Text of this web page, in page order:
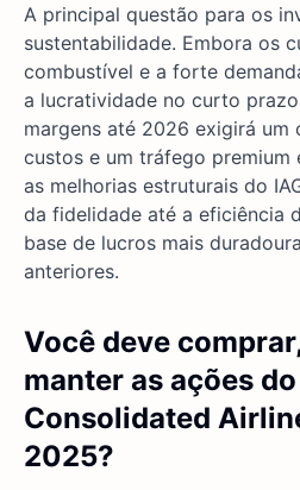
A principal questão para os
sustentabilidade. Embora os
combustível e a forte
a lucratividade no curto
margens até 2026 exigirá
custos e um tráfego premium
as melhorias estruturais do
da fidelidade até a eficiência
base de lucros mais
anteriores.
Você deve
manter as ações
Consolidated
2025?